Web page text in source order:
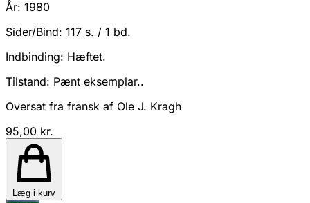
År: 1980
Sider/Bind: 117 s. / 1 bd.
Indbinding: Hæftet.
Tilstand: Pænt eksemplar..
Oversat fra fransk af Ole J. Kragh
95,00 kr.
Læg i kurv